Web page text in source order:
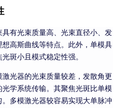
有光束质量高、光束直径小、发
高斯曲线等特点。此外，单模具
斑小且模式稳定性强。
光器的光束质量较差，发散角更
学系统传输。其聚焦光斑比单模
多模激光器较容易实现大单脉冲